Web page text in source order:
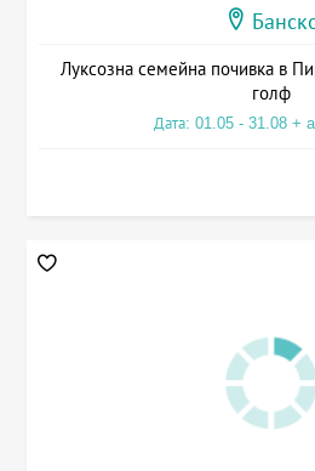
Луксозна семейна почивка в
голф
Дата: 01.05 - 31.08 +